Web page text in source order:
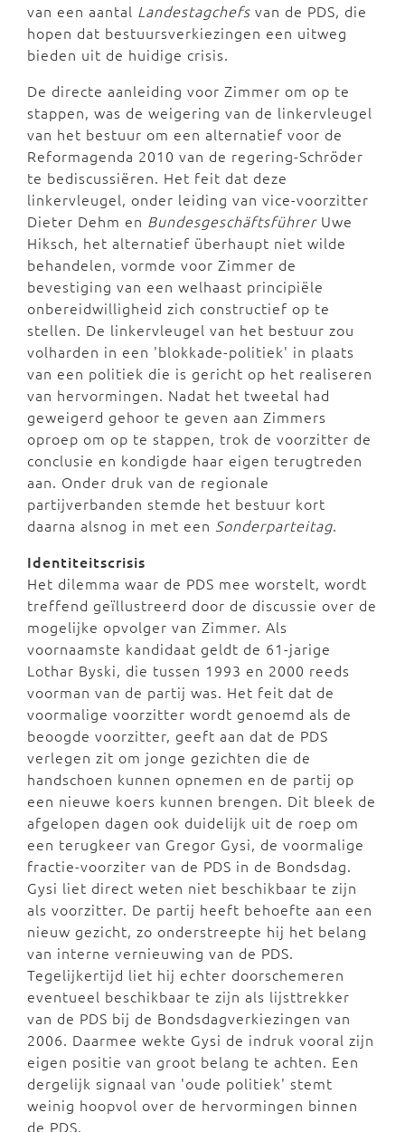
van een aantal Landestagchefs van de PDS, die
hopen dat bestuursverkiezingen een uitweg
bieden uit de huidige crisis.
De directe aanleiding voor Zimmer om op te
stappen, was de weigering van de linkervleugel
van het bestuur om een alternatief voor de
Reformagenda 2010 van de regering-Schröder
te bediscussiëren. Het feit dat deze
linkervleugel, onder leiding van vice-voorzitter
Dieter Dehm en BundesgeschäftsführerUwe
Hiksch, het alternatief überhaupt niet wilde
behandelen, vormde voor Zimmer de
bevestiging van een welhaast principiële
onbereidwilligheid zich constructief op te
stellen. De linkervleugel van het bestuur zou
volharden in een 'blokkade-politiek' in plaats
van een politiek die is gericht op het realiseren
van hervormingen. Nadat het tweetal had
geweigerd gehoor te geven aan Zimmers
oproep om op te stappen, trok de voorzitter de
conclusie en kondigde haar eigen terugtreden
aan. Onder druk van de regionale
partijverbanden stemde het bestuur kort
daarna alsnog in met een Sonderparteitag.
Identiteitscrisis
Het dilemma waar de PDS mee worstelt, wordt
treffend geïllustreerd door de discussie over de
mogelijke opvolger van Zimmer. Als
voornaamste kandidaat geldt de 61-jarige
Lothar Byski, die tussen 1993 en 2000 reeds
voorman van de partij was. Het feit dat de
voormalige voorzitter wordt genoemd als de
beoogde voorzitter, geeft aan dat de PDS
verlegen zit om jonge gezichten die de
handschoen kunnen opnemen en de partij op
een nieuwe koers kunnen brengen. Dit bleek de
afgelopen dagen ook duidelijk uit de roep om
een terugkeer van Gregor Gysi, de voormalige
fractie-voorziter van de PDS in de Bondsdag.
Gysi liet direct weten niet beschikbaar te zijn
als voorzitter. De partij heeft behoefte aan een
nieuw gezicht, zo onderstreepte hij het belang
van interne vernieuwing van de PDS.
Tegelijkertijd liet hij echter doorschemeren
eventueel beschikbaar te zijn als lijsttrekker
van de PDS bij de Bondsdagverkiezingen van
2006. Daarmee wekte Gysi de indruk vooral zijn
eigen positie van groot belang te achten. Een
dergelijk signaal van 'oude politiek' stemt
weinig hoopvol over de hervormingen binnen
de PDS.